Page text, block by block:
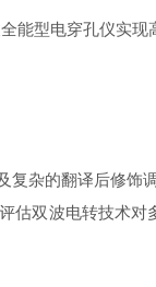
能型电穿孔仪实
复杂的翻译后修饰
估双波电转技术